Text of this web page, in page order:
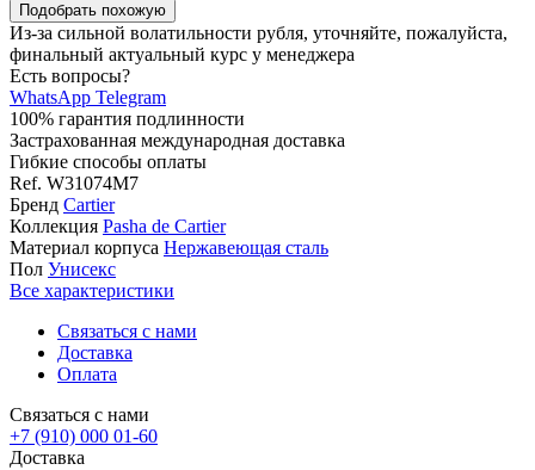
Подобрать похожую
Из-за сильной волатильности рубля, уточняйте, пожалуйста,
финальный актуальный курс у менеджера
Есть вопросы?
WhatsApp Telegram
100% гарантия подлинности
Застрахованная международная доставка
Гибкие способы оплаты
Ref. W31074M7
Бренд Cartier
Коллекция Pasha de Cartier
Материал корпуса Нержавеющая сталь
Пол Унисекс
Все характеристики
Связаться с нами
Доставка
Оплата
Связаться с нами
+7 (910) 000 01-60
Доставка